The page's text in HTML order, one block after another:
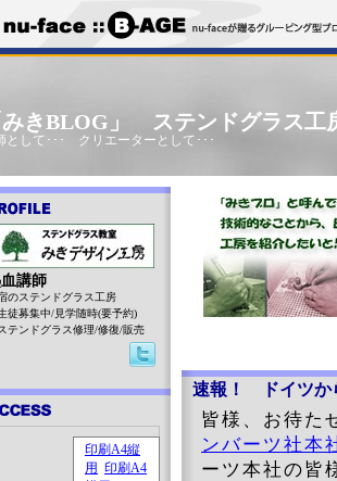
みきBLOG」 ステンドグラス工
として･･･ クリエーターとして･･･
速報！ ドイツか
皆様、お待
ンバーツ社本
ーツ本社の皆
講師
のステンドグラス工房
徒募集中/見学随時(要予約)
テンドグラス修理/修復/販売